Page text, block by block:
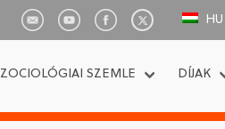
HU
SZEMLE DÍJAK